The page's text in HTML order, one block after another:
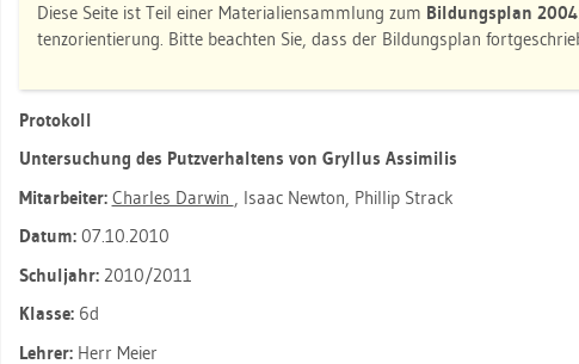
Diese Seite ist Teil einer Ma­te­ria­li­en­samm­lung zum Bil­dungs­plan 2004
tenz­ori­en­tie­rung. Bitte be­ach­ten Sie, dass der Bil­dungs­plan
Pro­to­koll
Un­ter­su­chung des Putz­ver­hal­tens von Gryl­lus As­si­mi­lis
Mit­ar­bei­ter: Charles Dar­win
, Isaac New­ton, Phil­lip Strack
Datum: 07.10.2010
Schul­jahr: 2010/2011
Klas­se: 6d
Leh­rer: Herr Meier